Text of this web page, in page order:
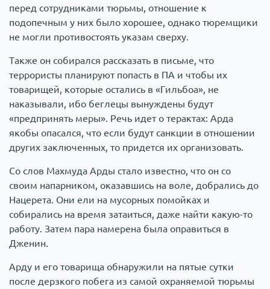
перед сотрудниками тюрьмы, отношение к
подопечным у них было хорошее, однако тюремщики
не могли противостоять указам сверху.
Также он собирался рассказать в письме, что
террористы планируют попасть в ПА и чтобы их
товарищей, которые остались в «Гильбоа», не
наказывали, ибо беглецы вынуждены будут
«предпринять меры». Речь идет о терактах: Арда
якобы опасался, что если будут санкции в отношении
других заключенных, то придется их организовать.
Со слов Махмуда Арды стало известно, что он со
своим напарником, оказавшись на воле, добрались до
Нацерета. Они ели на мусорных помойках и
собирались на время затаиться, даже найти какую-то
работу. Затем пара намерена была оправиться в
Дженин.
Арду и его товарища обнаружили на пятые сутки
после дерзкого побега из самой охраняемой тюрьмы